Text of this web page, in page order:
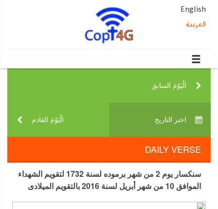
English
العربية
الْيَوْمَ السابق‎
الْيَوْمَ القادم‎ اختر التاريخ‎
DAILY VERSE
سنكسار يوم 2 من شهر برموده لسنة 1732 لتقويم الشهداء
الموافق 10 من شهر أبريل لسنة 2016 بالتقويم الميلادى